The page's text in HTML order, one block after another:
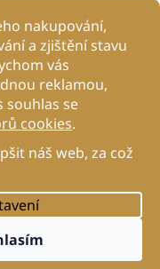
nakupování,
a zjištění stavu
vás
reklamou,
souhlas se
cookies.
náš web, za což
. Všechna práva